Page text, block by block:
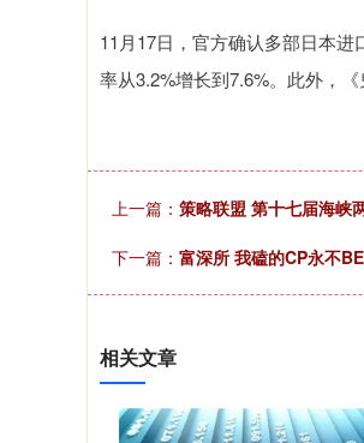
11月17日，官方确认多部日本
率从3.2%增长到7.6%。此外，
上一篇： 策略联盟 第十七届海峡
下一篇： 富深所 我磕的CP永不
相关文章